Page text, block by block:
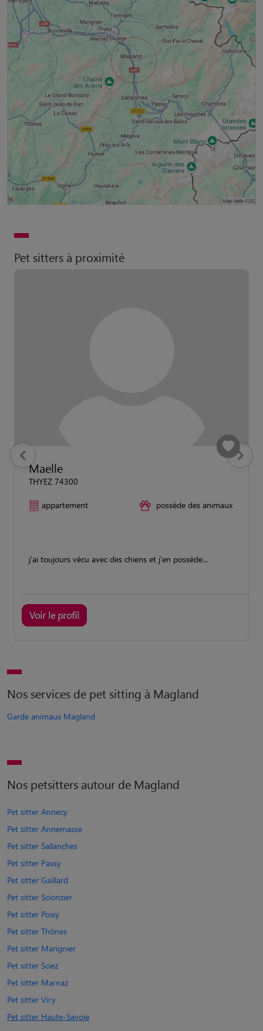
Pet sitters à proximité
Maelle
THYEZ 74300
appartement possède des animaux
j'ai toujours vécu avec des chiens et j'en possède...
Voir le profil
previous Suivant
Nos services de pet sitting à Magland
Garde animaux Magland
Nos petsitters autour de Magland
Pet sitter Annecy
Pet sitter Annemasse
Pet sitter Sallanches
Pet sitter Passy
Pet sitter Gaillard
Pet sitter Scionzier
Pet sitter Poisy
Pet sitter Thônes
Pet sitter Marignier
Pet sitter Sciez
Pet sitter Marnaz
Pet sitter Viry
Pet sitter Haute-Savoie